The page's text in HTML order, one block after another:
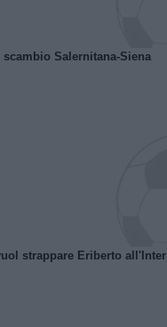
scambio Salernitana-Siena
strappare Eriberto all'Inter